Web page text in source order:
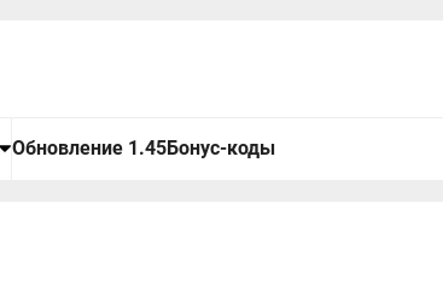
Обновление 1.45Бонус-коды